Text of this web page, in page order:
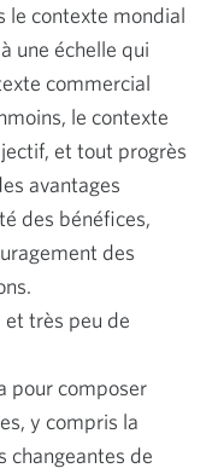
le contexte mondial
une échelle qui
commercial
le contexte
et tout progrès
avantages
des bénéfices,
des
très peu de
pour composer
y compris la
changeantes de